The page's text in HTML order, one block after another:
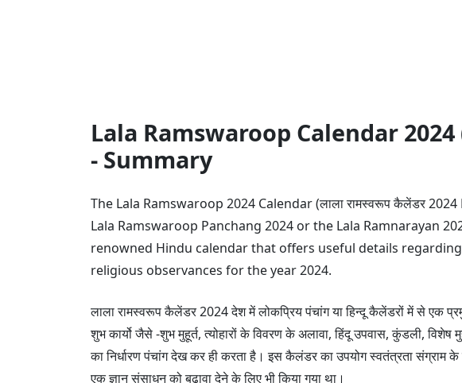
Lala Ramswaroop Calendar 2024
- Summary
The Lala Ramswaroop 2024 Calendar (लाला रामस्वरूप कैलेंडर
Lala Ramswaroop Panchang 2024 or the Lala Ramnarayan
renowned Hindu calendar that offers useful details
religious observances for the year 2024.
लाला रामस्वरूप कैलेंडर 2024 देश में लोकप्रिय पंचांग या हिन्दू कैलेंडरों में से
शुभ कार्यो जैसे -शुभ मुहूर्त, त्योहारों के विवरण के अलावा, हिंदू उपवास, कुंडली, विशेष
का निर्धारण पंचांग देख कर ही करता है। इस कैलंडर का उपयोग स्वतंत्रता संग्राम
एक ज्ञान संसाधन को बढ़ावा देने के लिए भी किया गया था।